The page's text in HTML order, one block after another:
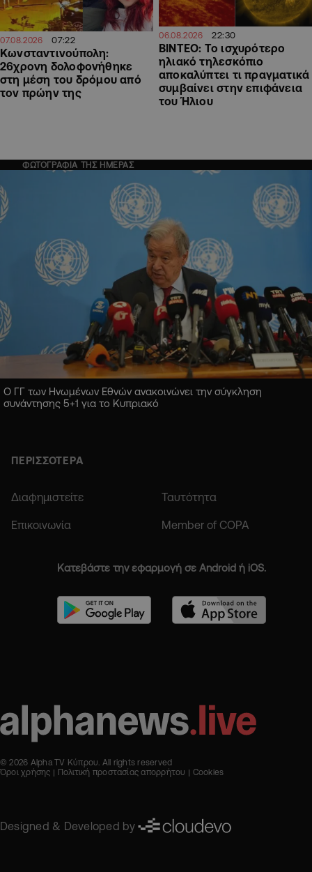
07.08.2026 07:22
Κωνσταντινούπολη:
26χρονη δολοφονήθηκε
στη μέση του δρόμου από
τον πρώην της
06.08.2026 22:30
ΒΙΝΤΕΟ: Το ισχυρότερο
ηλιακό τηλεσκόπιο
αποκαλύπτει τι πραγματικά
συμβαίνει στην επιφάνεια
του Ήλιου
ΦΩΤΟΓΡΑΦΙΑ ΤΗΣ ΗΜΕΡΑΣ
Ο ΓΓ των Ηνωμένων Εθνών ανακοινώνει την σύγκληση
συνάντησης 5+1 για το Κυπριακό
ΠΕΡΙΣΣΟΤΕΡΑ
Διαφημιστείτε Ταυτότητα
Επικοινωνία Member of COPA
Κατεβάστε την εφαρμογή σε Android ή iOS.
© 2026 Alpha TV Κύπρου. All rights reserved
Όροι χρήσης
Πολιτική προστασίας απορρήτου Cookies
Designed & Developed by